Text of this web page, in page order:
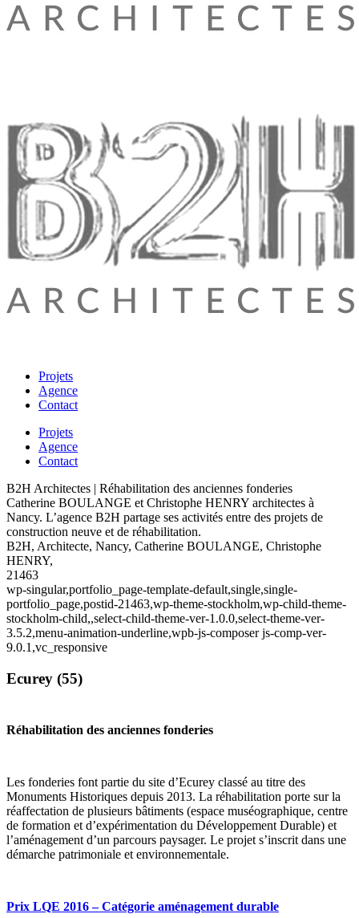
Projets
Agence
Contact
Projets
Agence
Contact
B2H Architectes | Réhabilitation des anciennes fonderies
Catherine BOULANGE et Christophe HENRY architectes à
Nancy. L’agence B2H partage ses activités entre des projets de
construction neuve et de réhabilitation.
B2H, Architecte, Nancy, Catherine BOULANGE, Christophe
HENRY,
21463
wp-singular,portfolio_page-template-default,single,single-
portfolio_page,postid-21463,wp-theme-stockholm,wp-child-theme-
stockholm-child,,select-child-theme-ver-1.0.0,select-theme-ver-
3.5.2,menu-animation-underline,wpb-js-composer js-comp-ver-
9.0.1,vc_responsive
Ecurey (55)
Réhabilitation des anciennes fonderies
Les fonderies font partie du site d’Ecurey classé au titre des
Monuments Historiques depuis 2013. La réhabilitation porte sur la
réaffectation de plusieurs bâtiments (espace muséographique, centre
de formation et d’expérimentation du Développement Durable) et
l’aménagement d’un parcours paysager. Le projet s’inscrit dans une
démarche patrimoniale et environnementale.
Prix LQE 2016 – Catégorie aménagement durable